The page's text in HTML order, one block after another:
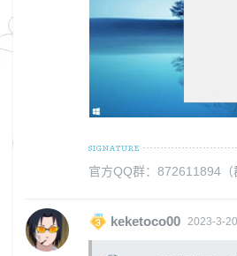
官方QQ群：872611894（
keketoco00 2023-3-20